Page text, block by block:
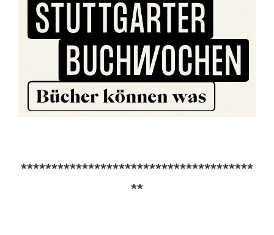
**************************************
**